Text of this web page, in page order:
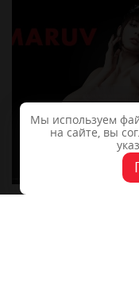
Мы используем
на сайте, вы